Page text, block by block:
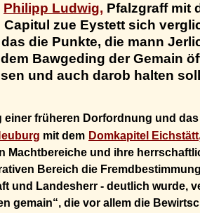
Philipp Ludwig, Pfalzgraff mit
zue Eystett sich
die Punkte, die mann
Bawgeding der Gemain
und auch darob halten
einer früheren Dorfordnung und
mit dem Domkapitel Eichstätt
Machtbereiche und ihre
Bereich die
und Landesherr - deutlich wurde,
gemain“, die vor allem die